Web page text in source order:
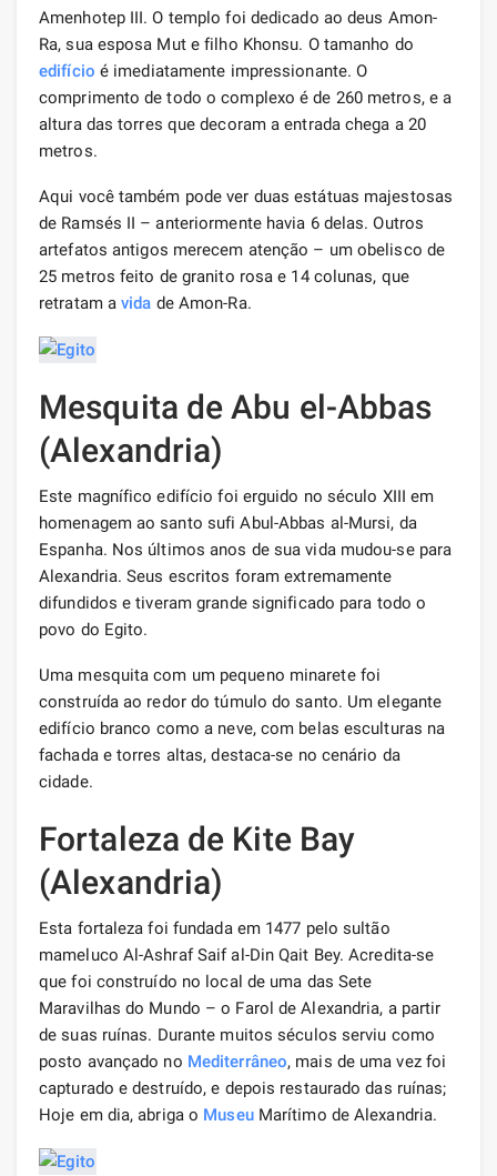
Amenhotep III. O templo foi dedicado ao deus Amon-
Ra, sua esposa Mut e filho Khonsu. O tamanho do
edifício é imediatamente impressionante. O
comprimento de todo o complexo é de 260 metros, e a
altura das torres que decoram a entrada chega a 20
metros.
Aqui você também pode ver duas estátuas majestosas
de Ramsés II – anteriormente havia 6 delas. Outros
artefatos antigos merecem atenção – um obelisco de
25 metros feito de granito rosa e 14 colunas, que
retratam avida de Amon-Ra.
Mesquita de Abu el-Abbas
(Alexandria)
Este magnífico edifício foi erguido no século XIII em
homenagem ao santo sufi Abul-Abbas al-Mursi, da
Espanha. Nos últimos anos de sua vida mudou-se para
Alexandria. Seus escritos foram extremamente
difundidos e tiveram grande significado para todo o
povo do Egito.
Uma mesquita com um pequeno minarete foi
construída ao redor do túmulo do santo. Um elegante
edifício branco como a neve, com belas esculturas na
fachada e torres altas, destaca-se no cenário da
cidade.
Fortaleza de Kite Bay
(Alexandria)
Esta fortaleza foi fundada em 1477 pelo sultão
mameluco Al-Ashraf Saif al-Din Qait Bey. Acredita-se
que foi construído no local de uma das Sete
Maravilhas do Mundo – o Farol de Alexandria, a partir
de suas ruínas. Durante muitos séculos serviu como
posto avançado no Mediterrâneo, mais de uma vez foi
capturado e destruído, e depois restaurado das ruínas;
Hoje em dia, abriga o MuseuMarítimo de Alexandria.